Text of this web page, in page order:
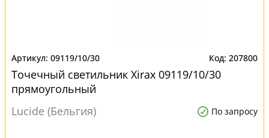
09119/10/30 207800
Точечный светильник Xirax 09119/10/30
прямоугольный
Lucide (Бельгия)
По запросу